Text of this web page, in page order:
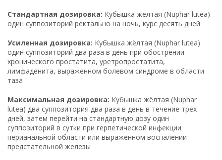
Стандартная дозировка: Кубышка жёлтая (Nuphar lutea)
один суппозиторий ректально на ночь, курс десять дней
Усиленная дозировка: Кубышка жёлтая (Nuphar lutea)
один суппозиторий два раза в день при обострении
хронического простатита, уретропростатита,
лимфаденита, выраженном болевом синдроме в области
таза
Максимальная дозировка: Кубышка жёлтая (Nuphar
lutea) два суппозитория два раза в день в течение трёх
дней, затем перейти на стандартную дозу один
суппозиторий в сутки при герпетической инфекции
перианальной области или выраженном воспалении
предстательной железы